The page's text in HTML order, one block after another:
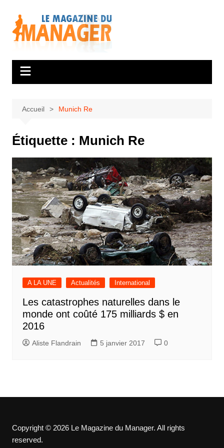
contenu
Accueil Munich Re
Étiquette : Munich Re
A LA UNE Actualités International
Les catastrophes naturelles dans le
monde ont coûté 175 milliards $ en
2016
Aliste Flandrain 5 janvier 2017 0
Copyright © 2026 Le Magazine du Manager. All rights
reserved.